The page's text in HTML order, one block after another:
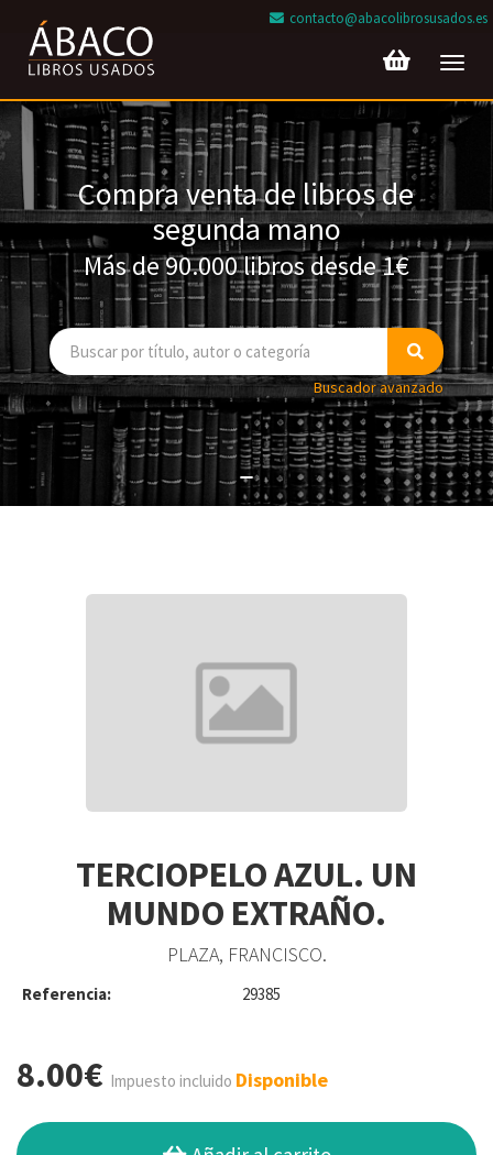
contacto@abacolibrosusados.es
Compra venta de libros de
segunda mano
Más de 90.000 libros desde 1€
Buscador avanzado
TERCIOPELO AZUL. UN
MUNDO EXTRAÑO.
PLAZA, FRANCISCO.
Referencia: 29385
8.00€ Impuesto incluido Disponible